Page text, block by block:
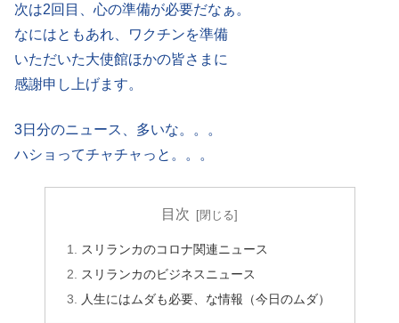
次は2回目、心の準備が必要だなぁ。
なにはともあれ、ワクチンを準備
いただいた大使館ほかの皆さまに
感謝申し上げます。
3日分のニュース、多いな。。。
ハショってチャチャっと。。。
目次
スリランカのコロナ関連ニュース
スリランカのビジネスニュース
人生にはムダも必要、な情報（今日のムダ）